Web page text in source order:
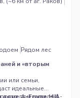
Рядом лес
и «вторым
или семьи,
идеальные
дом в стиле А-
доме A-Frame Hill